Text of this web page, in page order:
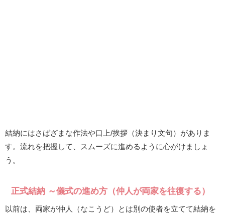
結納にはさばざまな作法や口上/挨拶（決まり文句）がありま
す。流れを把握して、スムーズに進めるように心がけましょ
う。
正式結納 ～儀式の進め方（仲人が両家を往復する）
以前は、両家が仲人（なこうど）とは別の使者を立てて結納を